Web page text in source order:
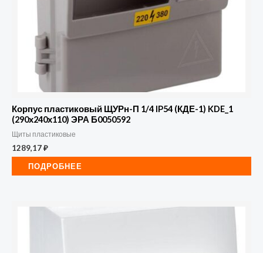
Корпус пластиковый ЩУРн-П 1/4 IP54 (КДЕ-1) KDE_1
(290х240х110) ЭРА Б0050592
Щиты пластиковые
1289,17₽
ПОДРОБНЕЕ